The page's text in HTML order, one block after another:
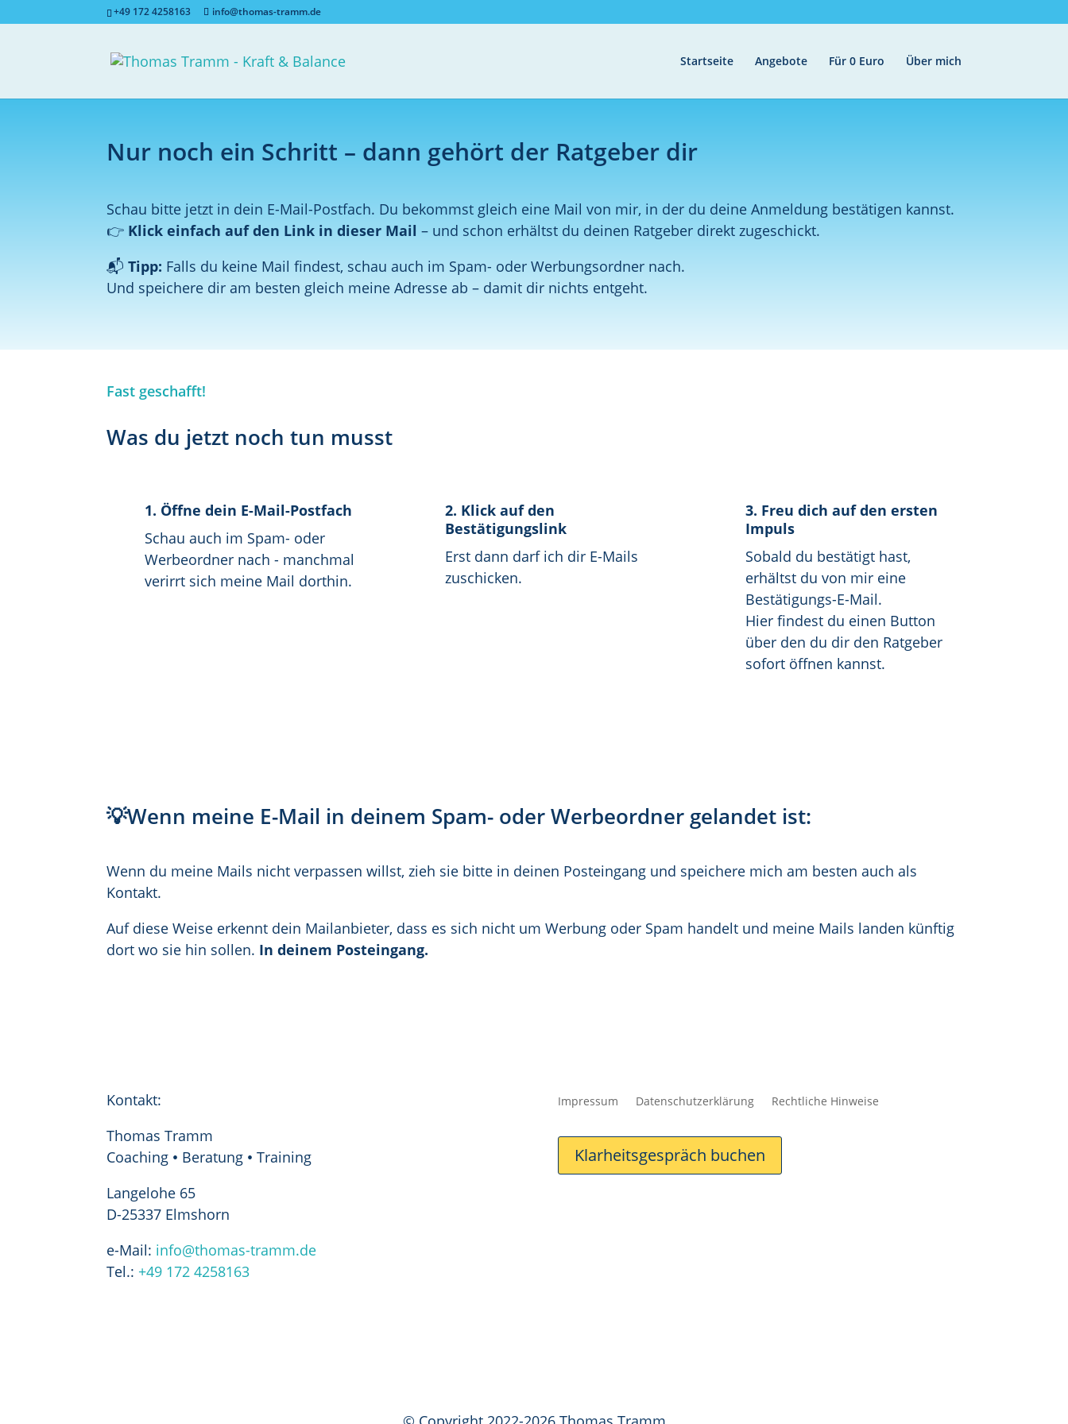
+49 172 4258163 info@thomas-tramm.de
Startseite Angebote Für 0 Euro Über mich
Nur noch ein Schritt – dann gehört der Ratgeber dir
Schau bitte jetzt in dein E-Mail-Postfach. Du bekommst gleich eine Mail von mir, in der du deine Anmeldung bestätigen kannst.
👉 Klick einfach auf den Link in dieser Mail – und schon erhältst du deinen Ratgeber direkt zugeschickt.
📬Tipp: Falls du keine Mail findest, schau auch im Spam- oder Werbungsordner nach.
Und speichere dir am besten gleich meine Adresse ab – damit dir nichts entgeht.
Fast geschafft!
Was du jetzt noch tun musst
1. Öffne dein E-Mail-Postfach
Schau auch im Spam- oder
Werbeordner nach - manchmal
verirrt sich meine Mail dorthin.
2. Klick auf den
Bestätigungslink
Erst dann darf ich dir E-Mails
zuschicken.
3. Freu dich auf den ersten
Impuls
Sobald du bestätigt hast,
erhältst du von mir eine
Bestätigungs-E-Mail.
Hier findest du einen Button
über den du dir den Ratgeber
sofort öffnen kannst.
💡Wenn meine E-Mail in deinem Spam- oder Werbeordner gelandet ist:
Wenn du meine Mails nicht verpassen willst, zieh sie bitte in deinen Posteingang und speichere mich am besten auch als
Kontakt.
Auf diese Weise erkennt dein Mailanbieter, dass es sich nicht um Werbung oder Spam handelt und meine Mails landen künftig
dort wo sie hin sollen. In deinem Posteingang.
Kontakt:
Thomas Tramm
Coaching • Beratung • Training
Langelohe 65
D-25337 Elmshorn
e-Mail: info@thomas-tramm.de
Tel.: +49 172 4258163
Impressum Datenschutzerklärung Rechtliche Hinweise
Klarheitsgespräch buchen